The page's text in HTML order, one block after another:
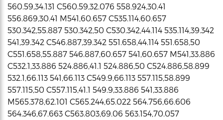
560.59,34.131 C560.59,32.076 558.924,30.41
556.869,30.41 M541,60.657 C535.114,60.657
530.342,55.887 530.342,50 C530.342,44.114 535.114,39.342
541,39.342 C546.887,39.342 551.658,44.114 551.658,50
C551.658,55.887 546.887,60.657 541,60.657 M541,33.886
C532.1,33.886 524.886,41.1 524.886,50 C524.886,58.899
532.1,66.113 541,66.113 C549.9,66.113 557.115,58.899
557.115,50 C557.115,41.1 549.9,33.886 541,33.886
M565.378,62.101 C565.244,65.022 564.756,66.606
564.346,67.663 C563.803,69.06 563.154,70.057